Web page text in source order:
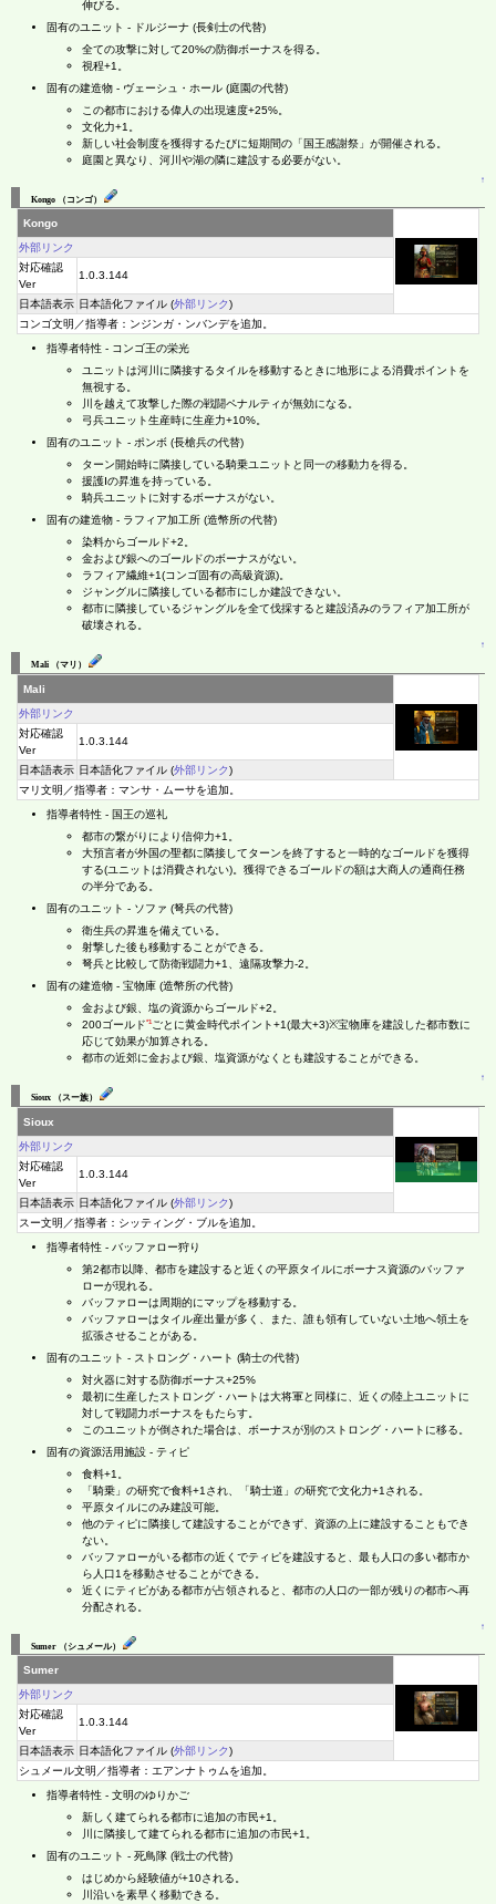
伸びる。
固有のユニット - ドルジーナ (長剣士の代替)
全ての攻撃に対して20%の防御ボーナスを得る。
視程+1。
固有の建造物 - ヴェーシュ・ホール (庭園の代替)
この都市における偉人の出現速度+25%。
文化力+1。
新しい社会制度を獲得するたびに短期間の「国王感謝祭」が開催される。
庭園と異なり、河川や湖の隣に建設する必要がない。
↑
Kongo （コンゴ）
Kongo
外部リンク
対応確認
Ver
1.0.3.144
日本語表示 日本語化ファイル (外部リンク)
コンゴ文明／指導者：ンジンガ・ンバンデを追加。
指導者特性 - コンゴ王の栄光
ユニットは河川に隣接するタイルを移動するときに地形による消費ポイントを
無視する。
川を越えて攻撃した際の戦闘ペナルティが無効になる。
弓兵ユニット生産時に生産力+10%。
固有のユニット - ポンボ (長槍兵の代替)
ターン開始時に隣接している騎乗ユニットと同一の移動力を得る。
援護Ⅰの昇進を持っている。
騎兵ユニットに対するボーナスがない。
固有の建造物 - ラフィア加工所 (造幣所の代替)
染料からゴールド+2。
金および銀へのゴールドのボーナスがない。
ラフィア繊維+1(コンゴ固有の高級資源)。
ジャングルに隣接している都市にしか建設できない。
都市に隣接しているジャングルを全て伐採すると建設済みのラフィア加工所が
破壊される。
↑
Mali （マリ）
Mali
外部リンク
対応確認
Ver
1.0.3.144
日本語表示 日本語化ファイル (外部リンク)
マリ文明／指導者：マンサ・ムーサを追加。
指導者特性 - 国王の巡礼
都市の繋がりにより信仰力+1。
大預言者が外国の聖都に隣接してターンを終了すると一時的なゴールドを獲得
する(ユニットは消費されない)。獲得できるゴールドの額は大商人の通商任務
の半分である。
固有のユニット - ソファ (弩兵の代替)
衛生兵の昇進を備えている。
射撃した後も移動することができる。
弩兵と比較して防衛戦闘力+1、遠隔攻撃力-2。
固有の建造物 - 宝物庫 (造幣所の代替)
金および銀、塩の資源からゴールド+2。
200ゴールド*1 ごとに黄金時代ポイント+1(最大+3)※宝物庫を建設した都市数に
応じて効果が加算される。
都市の近郊に金および銀、塩資源がなくとも建設することができる。
↑
Sioux （スー族）
Sioux
外部リンク
対応確認
Ver
1.0.3.144
日本語表示 日本語化ファイル (外部リンク)
スー文明／指導者：シッティング・ブルを追加。
指導者特性 - バッファロー狩り
第2都市以降、都市を建設すると近くの平原タイルにボーナス資源のバッファ
ローが現れる。
バッファローは周期的にマップを移動する。
バッファローはタイル産出量が多く、また、誰も領有していない土地へ領土を
拡張させることがある。
固有のユニット - ストロング・ハート (騎士の代替)
対火器に対する防御ボーナス+25%
最初に生産したストロング・ハートは大将軍と同様に、近くの陸上ユニットに
対して戦闘力ボーナスをもたらす。
このユニットが倒された場合は、ボーナスが別のストロング・ハートに移る。
固有の資源活用施設 - ティピ
食料+1。
「騎乗」の研究で食料+1され、「騎士道」の研究で文化力+1される。
平原タイルにのみ建設可能。
他のティピに隣接して建設することができず、資源の上に建設することもでき
ない。
バッファローがいる都市の近くでティピを建設すると、最も人口の多い都市か
ら人口1を移動させることができる。
近くにティピがある都市が占領されると、都市の人口の一部が残りの都市へ再
分配される。
↑
Sumer （シュメール）
Sumer
外部リンク
対応確認
Ver
1.0.3.144
日本語表示 日本語化ファイル (外部リンク)
シュメール文明／指導者：エアンナトゥムを追加。
指導者特性 - 文明のゆりかご
新しく建てられる都市に追加の市民+1。
川に隣接して建てられる都市に追加の市民+1。
固有のユニット - 死鳥隊 (戦士の代替)
はじめから経験値が+10される。
川沿いを素早く移動できる。